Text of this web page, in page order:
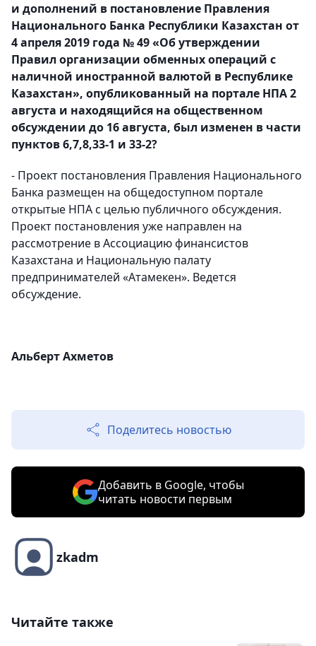
и дополнений в постановление Правления
Национального Банка Республики Казахстан от
4 апреля 2019 года № 49 «Об утверждении
Правил организации обменных операций с
наличной иностранной валютой в Республике
Казахстан», опубликованный на портале НПА 2
августа и находящийся на общественном
обсуждении до 16 августа, был изменен в части
пунктов 6,7,8,33-1 и 33-2?
- Проект постановления Правления Национального
Банка размещен на общедоступном портале
открытые НПА с целью публичного обсуждения.
Проект постановления уже направлен на
рассмотрение в Ассоциацию финансистов
Казахстана и Национальную палату
предпринимателей «Атамекен». Ведется
обсуждение.
Альберт Ахметов
Поделитесь новостью
Добавить в Google, чтобы
читать новости первым
zkadm
Читайте также